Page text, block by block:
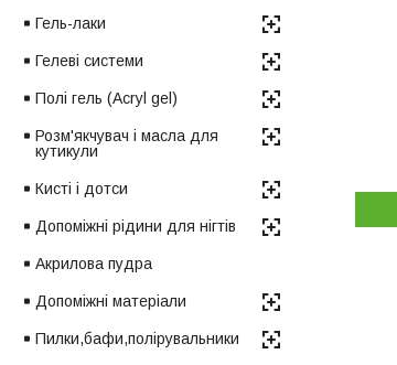
Гель-лаки
Гелеві системи
Полі гель (Acryl gel)
Розм'якчувач і масла для
кутикули
Кисті і дотси
Допоміжні рідини для нігтів
Акрилова пудра
Допоміжні матеріали
Пилки,бафи,полірувальники